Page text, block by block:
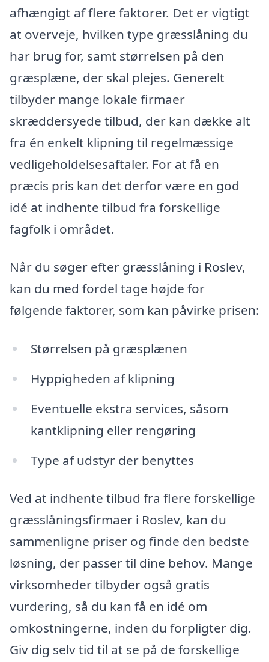
afhængigt af flere faktorer. Det er vigtigt
at overveje, hvilken type græsslåning du
har brug for, samt størrelsen på den
græsplæne, der skal plejes. Generelt
tilbyder mange lokale firmaer
skræddersyede tilbud, der kan dække alt
fra én enkelt klipning til regelmæssige
vedligeholdelsesaftaler. For at få en
præcis pris kan det derfor være en god
idé at indhente tilbud fra forskellige
fagfolk i området.
Når du søger efter græsslåning i Roslev,
kan du med fordel tage højde for
følgende faktorer, som kan påvirke prisen:
Størrelsen på græsplænen
Hyppigheden af klipning
Eventuelle ekstra services, såsom
kantklipning eller rengøring
Type af udstyr der benyttes
Ved at indhente tilbud fra flere forskellige
græsslåningsfirmaer i Roslev, kan du
sammenligne priser og finde den bedste
løsning, der passer til dine behov. Mange
virksomheder tilbyder også gratis
vurdering, så du kan få en idé om
omkostningerne, inden du forpligter dig.
Giv dig selv tid til at se på de forskellige